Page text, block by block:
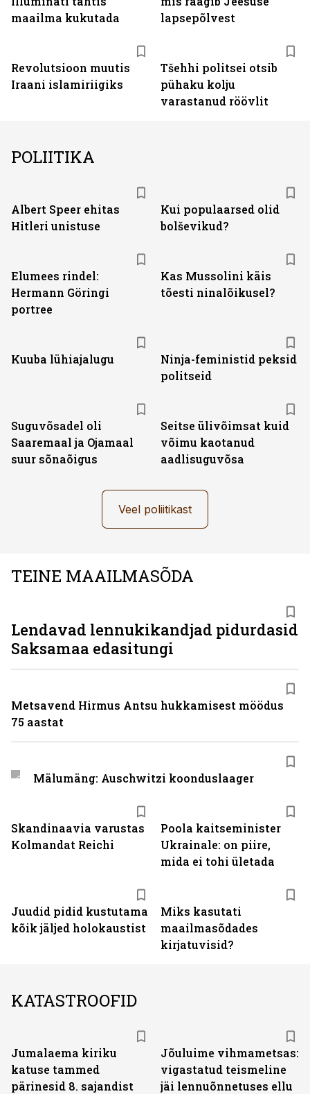
maailma kukutada
lapsepõlvest
Revolutsioon muutis
Iraani islamiriigiks
Tšehhi politsei otsib
pühaku kolju
varastanud röövlit
POLIITIKA
Albert Speer ehitas
Hitleri unistuse
Kui populaarsed olid
bolševikud?
Elumees rindel:
Hermann Göringi
portree
Kas Mussolini käis
tõesti ninalõikusel?
Kuuba lühiajalugu
Ninja-feministid peksid
politseid
Suguvõsadel oli
Saaremaal ja Ojamaal
suur sõnaõigus
Seitse ülivõimsat kuid
võimu kaotanud
aadlisuguvõsa
Veel poliitikast
TEINE MAAILMASÕDA
Skandinaavia varustas
Kolmandat Reichi
Poola kaitseminister
Ukrainale: on piire,
mida ei tohi ületada
Juudid pidid kustutama
kõik jäljed holokaustist
Miks kasutati
maailmasõdades
kirjatuvisid?
Lendavad lennukikandjad pidurdasid
Saksamaa edasitungi
Metsavend Hirmus Antsu hukkamisest möödus
75 aastat
Mälumäng: Auschwitzi koonduslaager
KATASTROOFID
Jumalaema kiriku
katuse tammed
pärinesid 8. sajandist
Jõuluime vihmametsas:
vigastatud teismeline
jäi lennuõnnetuses ellu